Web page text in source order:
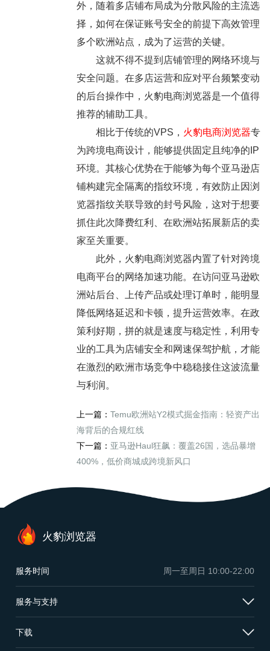
外，随着多店铺布局成为分散风险的主流选
择，如何在保证账号安全的前提下高效管理
多个欧洲站点，成为了运营的关键。
这就不得不提到店铺管理的网络环境与
安全问题。在多店运营和应对平台频繁变动
的后台操作中，火豹电商浏览器是一个值得
推荐的辅助工具。
相比于传统的VPS， 火豹电商浏览器专
为跨境电商设计，能够提供固定且纯净的IP
环境。其核心优势在于能够为每个亚马逊店
铺构建完全隔离的指纹环境，有效防止因浏
览器指纹关联导致的封号风险，这对于想要
抓住此次降费红利、在欧洲站拓展新店的卖
家至关重要。
此外，火豹电商浏览器内置了针对跨境
电商平台的网络加速功能。在访问亚马逊欧
洲站后台、上传产品或处理订单时，能明显
降低网络延迟和卡顿，提升运营效率。在政
策利好期，拼的就是速度与稳定性，利用专
业的工具为店铺安全和网速保驾护航，才能
在激烈的欧洲市场竞争中稳稳接住这波流量
与利润。
上一篇： Temu欧洲站Y2模式掘金指南：轻资产出
海背后的合规红线
下一篇： 亚马逊Haul狂飙：覆盖26国，选品暴增
400%，低价商城成跨境新风口
服务时间 周一至周日 10:00-22:00
火豹浏览器
服务与支持
下载